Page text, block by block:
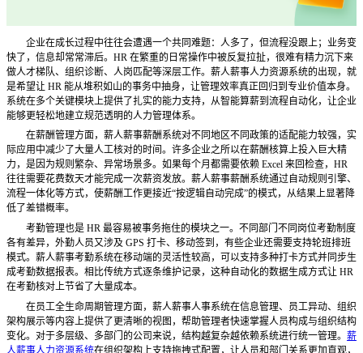
企业在成长过程中往往会遭遇一个共同难题：人多了，但流程没跟上；业务变
快了，信息却常常滞后。 HR 在繁重的日常操作中被反复拉扯，很难有精力沉下来
做人才梯队、组织诊断、人岗匹配等深层工作。薪人薪事人力资源系统的出现，就
是希望让 HR 能从堆积如山的事务中抽身，让管理效率真正回归到专业价值本身。
系统在多个关键模块上提供了扎实的能力支持，从智能算薪到流程自动化，让企业
能够更轻松地建立规范透明的人力管理体系。
在薪酬管理方面，薪人薪事薪酬系统对不同地区不同政策的适配能力较强，实
际应用中减少了大量人工核对的时间。许多企业之所以在薪酬核算上投入巨大精
力，是因为规则繁杂、异常场景多。如果每个月都需要依赖 Excel 来回检查，HR
往往需要花费数天才能完成一次薪资发放。薪人薪事薪酬系统通过自动规则引擎、
流程一体化等方式，使薪酬工作更接近“按逻辑自动完成”的模式，从结果上显著降
低了差错概率。
考勤管理也是 HR 最容易被事务拖住的模块之一。不同部门不同岗位考勤制度
各有差异，外勤人员又涉及 GPS 打卡、移动签到，有些企业还需要支持轮班排班
模式。薪人薪事考勤系统在移动端的灵活性较高，可以支持多种打卡方式并同步生
成考勤数据报表。相比传统方式逐条维护记录，这种自动化的数据生成方式让 HR
在考勤核对上节省了大量成本。
在员工全生命周期管理方面，薪人薪事人事系统在信息管理、员工异动、组织
架构展示等内容上提供了更清晰的视图，帮助管理者快速掌握人员构成与组织结构
变化。对于多层级、多部门的公司来说，结构越复杂越依赖系统进行统一管理。 薪
人薪事人力资源系统在组织架构上支持拖拽式配置，让人员和部门关系更加直观，